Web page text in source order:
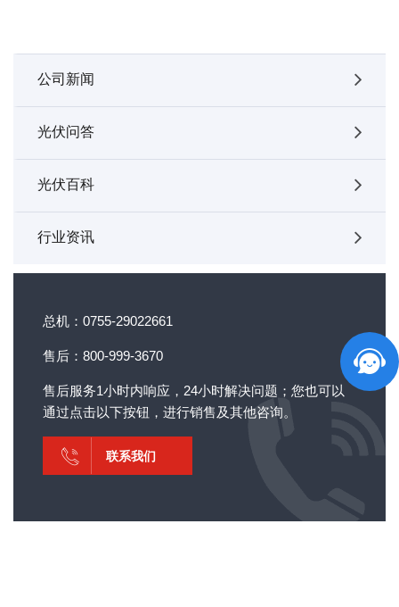
公司新闻
光伏问答
光伏百科
行业资讯
总机：0755-29022661
售后：800-999-3670
售后服务1小时内响应，24小时解决问题；您也可以
通过点击以下按钮，进行销售及其他咨询。
联系我们